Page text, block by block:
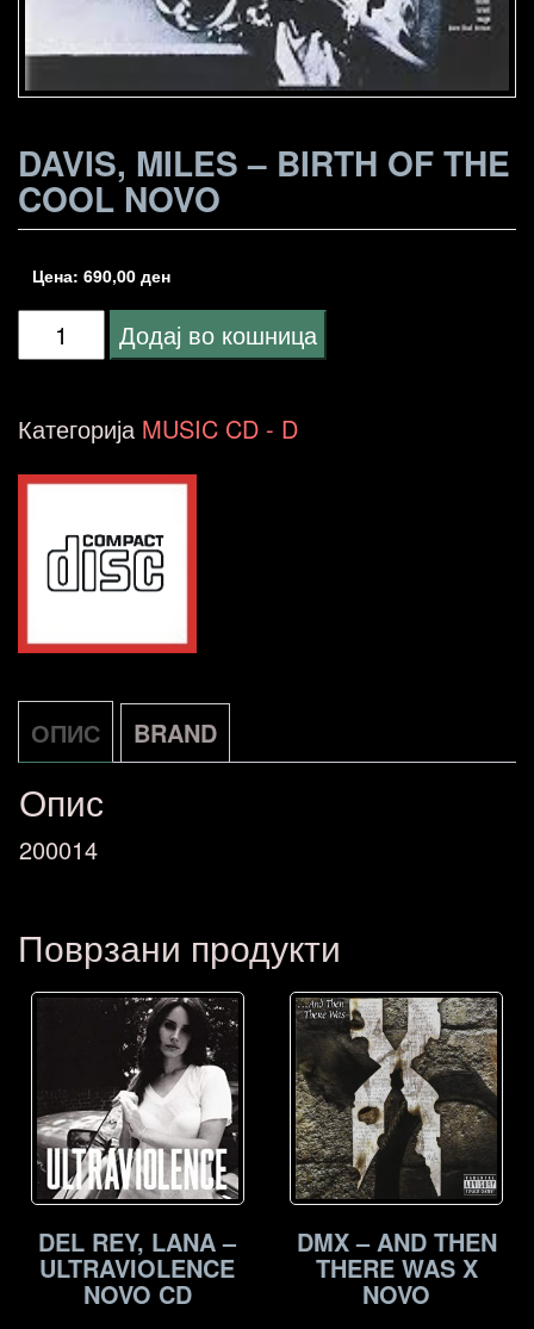
DAVIS, MILES – BIRTH OF THE
COOL NOVO
Цена: 690,00 ден
Davis,
-
The
Cool
Додај во кошница
Категорија MUSIC CD - D
ОПИС BRAND
Опис
200014
Поврзани продукти
DEL REY, LANA –
ULTRAVIOLENCE
NOVO CD
DMX – AND THEN
THERE WAS X
NOVO